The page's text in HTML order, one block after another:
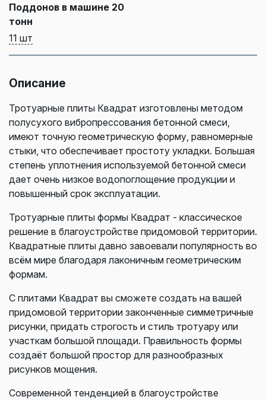
Поддонов в машине 20
тонн
11 шт
Описание
Тротуарные плиты Квадрат изготовлены методом
полусухого вибропрессования бетонной смеси,
имеют точную геометрическую форму, равномерные
стыки, что обеспечивает простоту укладки. Большая
степень уплотнения используемой бетонной смеси
дает очень низкое водопоглощение продукции и
повышенный срок эксплуатации.
Тротуарные плиты формы Квадрат - классическое
решение в благоустройстве придомовой территории.
Квадратные плиты давно завоевали популярность во
всём мире благодаря лаконичным геометрическим
формам.
С плитами Квадрат вы сможете создать на вашей
придомовой территории законченные симметричные
рисунки, придать строгость и стиль тротуару или
участкам большой площади. Правильность формы
создаёт большой простор для разнообразных
рисунков мощения.
Современной тенденцией в благоустройстве